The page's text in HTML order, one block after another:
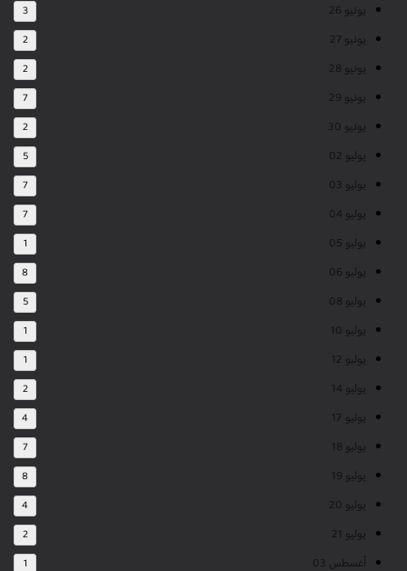
يونيو 26 3
يونيو 27 2
يونيو 28 2
يونيو 29 7
يونيو 30 2
يوليو 02 5
يوليو 03 7
يوليو 04 7
يوليو 05 1
يوليو 06 8
يوليو 08 5
يوليو 10 1
يوليو 12 1
يوليو 14 2
يوليو 17 4
يوليو 18 7
يوليو 19 8
يوليو 20 4
يوليو 21 2
أغسطس 03 1